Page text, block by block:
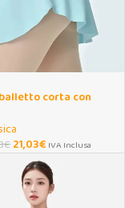
corta con
€21,03€ IVA Inclusa